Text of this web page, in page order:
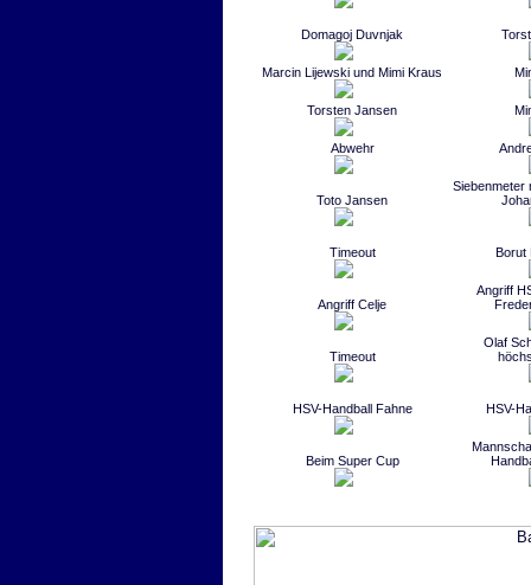
Domagoj Duvnjak
Marcin Lijewski und Mimi Kraus
Torsten Jansen
Abwehr
Toto Jansen
Siebenmeter
Timeout Borut
Angriff Celje
Angriff
Timeout
Olaf
HSV-Handball Fahne HSV-
Beim Super Cup